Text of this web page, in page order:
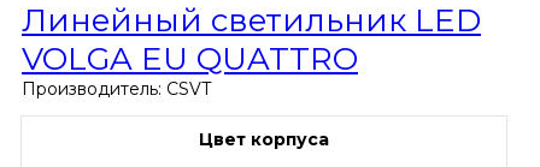
Линейный светильник LED
VOLGA EU QUATTRO
Производитель: CSVT
Цвет корпуса